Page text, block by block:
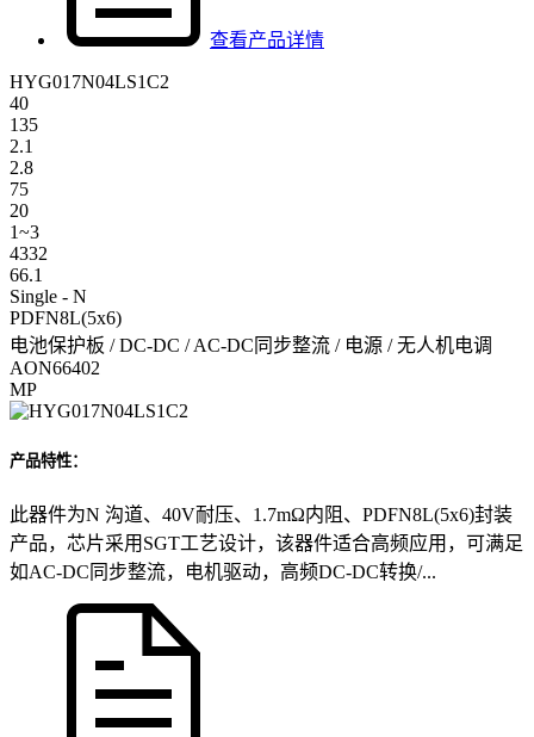
查看产品详情
HYG017N04LS1C2
40
135
2.1
2.8
75
20
1~3
4332
66.1
Single - N
PDFN8L(5x6)
电池保护板 / DC-DC / AC-DC同步整流 / 电源 / 无人机电调
AON66402
MP
产品特性：
此器件为N 沟道、40V耐压、1.7mΩ内阻、PDFN8L(5x6)封装
产品，芯片采用SGT工艺设计，该器件适合高频应用，可满足
如AC-DC同步整流，电机驱动，高频DC-DC转换/...